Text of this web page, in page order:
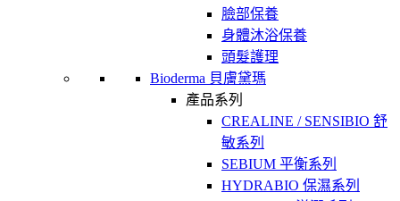
臉部保養
身體沐浴保養
頭髮護理
Bioderma 貝膚黛瑪
產品系列
CREALINE / SENSIBIO 舒
敏系列
SEBIUM 平衡系列
HYDRABIO 保濕系列